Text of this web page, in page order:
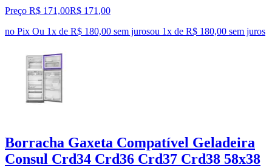
Preço R$ 171,00R$ 171 ,00
no Pix Ou 1x de R$ 180,00 sem jurosou 1x de R$ 180,00 sem juros
Borracha Gaxeta Compatível Geladeira
Consul Crd34 Crd36 Crd37 Crd38 58x38